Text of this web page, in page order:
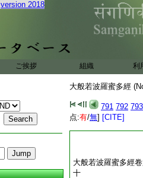
version 2018
ご挨拶 組織 利
大般若波羅蜜多經
791 792 793
点:有/無] [CITE]
貪倶行心。瞋倶行
倶行心。慳倶行心
淨戒倶行之心。但
無所得而爲方便。
三心。謂誰迴向用
心皆永不起。善現
大般若波羅蜜多經
大般若波羅蜜多經
十